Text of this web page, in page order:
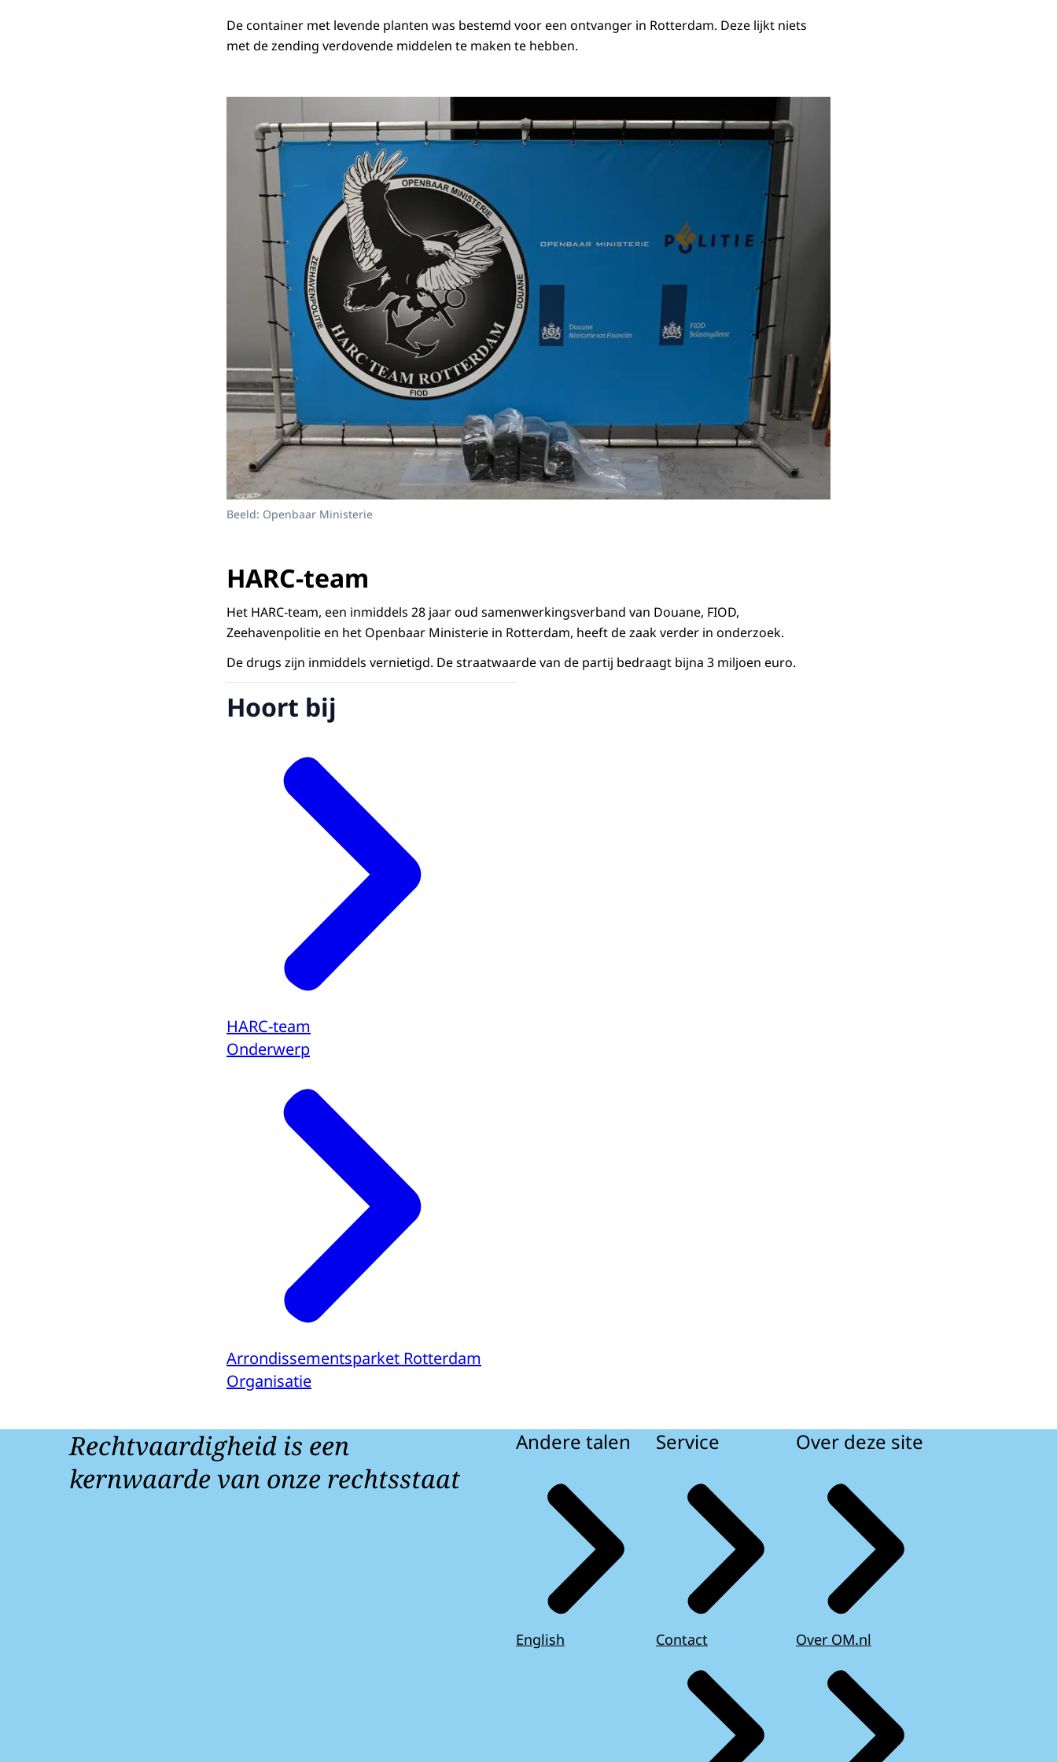
De container met levende planten was bestemd voor een ontvanger in Rotterdam. Deze lijkt niets
met de zending verdovende middelen te maken te hebben.
Beeld: Openbaar Ministerie
HARC-team
Het HARC-team, een inmiddels 28 jaar oud samenwerkingsverband van Douane, FIOD,
Zeehavenpolitie en het Openbaar Ministerie in Rotterdam, heeft de zaak verder in onderzoek.
De drugs zijn inmiddels vernietigd. De straatwaarde van de partij bedraagt bijna 3 miljoen euro.
Hoort bij
HARC-team
Onderwerp
Arrondissementsparket Rotterdam
Organisatie
Rechtvaardigheid is een
kernwaarde van onze rechtsstaat
Andere talen
English
Service
Contact
Over deze site
Over OM.nl